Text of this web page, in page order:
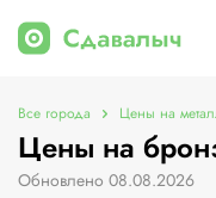
Все города Цены на
Цены на
Обновлено 08.08.2026